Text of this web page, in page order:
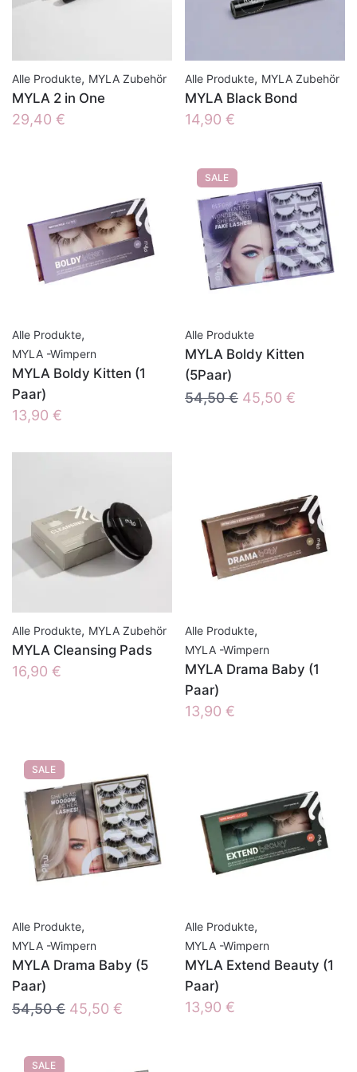
Alle Produkte, MYLA Zubehör
MYLA 2 in One
29,40 €
Alle Produkte, MYLA Zubehör
MYLA Black Bond
14,90 €
Alle Produkte,
MYLA -Wimpern
MYLA Boldy Kitten (1
Paar)
13,90 €
SALE
Alle Produkte
MYLA Boldy Kitten
(5Paar)
54,50€ Ursprünglicher
45,50 €
Alle Produkte, MYLA Zubehör
MYLA Cleansing Pads
16,90 €
Alle Produkte,
MYLA -Wimpern
MYLA Drama Baby (1
Paar)
13,90 €
SALE
Alle Produkte,
MYLA -Wimpern
MYLA Drama Baby (5
Paar)
54,50€ Ursprünglicher
45,50 €
Alle Produkte,
MYLA -Wimpern
MYLA Extend Beauty (1
Paar)
13,90 €
SALE